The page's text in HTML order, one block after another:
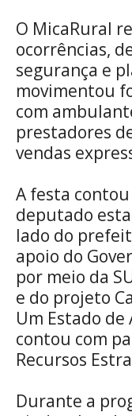
O MicaRural
ocorrências,
segurança e
movimentou
com
prestadores
vendas
A festa
deputado
lado do
apoio do
por meio da
e do projeto
Um Estado
contou com
Recursos
Durante a